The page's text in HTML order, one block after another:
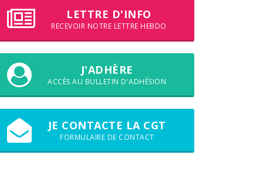
LETTRE D'INFO
RECEVOIR NOTRE LETTRE HEBDO
J'ADHÈRE
ACCÈS AU BULLETIN D'ADHÉSION
JE CONTACTE LA CGT
FORMULAIRE DE CONTACT